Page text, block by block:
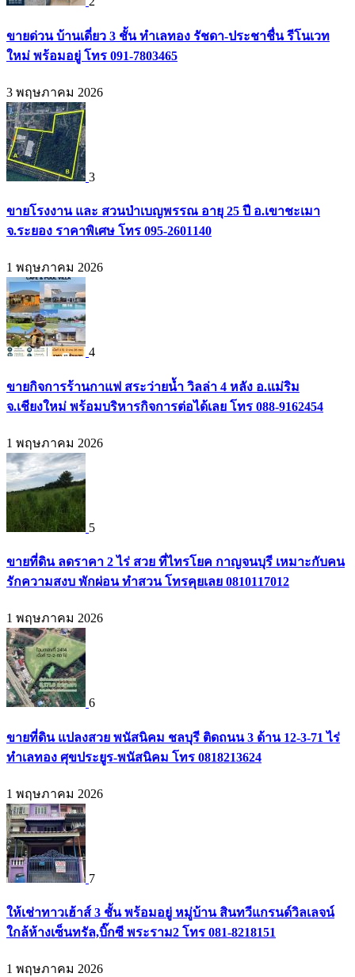
ขายด่วน บ้านเดี่ยว 3 ชั้น ทำเลทอง รัชดา-ประชาชื่น รีโนเวท
ใหม่ พร้อมอยู่ โทร 091-7803465
3 พฤษภาคม 2026
3
ขายโรงงาน และ สวนป่าเบญพรรณ อายุ 25 ปี อ.เขาชะเมา
จ.ระยอง ราคาพิเศษ โทร 095-2601140
1 พฤษภาคม 2026
4
ขายกิจการร้านกาแฟ สระว่ายน้ำ วิลล่า 4 หลัง อ.แม่ริม
จ.เชียงใหม่ พร้อมบริหารกิจการต่อได้เลย โทร 088-9162454
1 พฤษภาคม 2026
5
ขายที่ดิน ลดราคา 2 ไร่ สวย ที่ไทรโยค กาญจนบุรี เหมาะกับคน
รักความสงบ พักผ่อน ทำสวน โทรคุยเลย 0810117012
1 พฤษภาคม 2026
6
ขายที่ดิน แปลงสวย พนัสนิคม ชลบุรี ติดถนน 3 ด้าน 12-3-71 ไร่
ทำเลทอง ศุขประยูร-พนัสนิคม โทร 0818213624
1 พฤษภาคม 2026
7
ให้เช่าทาวเฮ้าส์ 3 ชั้น พร้อมอยู่ หมู่บ้าน สินทวีแกรนด์วิลเลจน์
ใกล้ห้างเซ็นทรัล,บิ๊กซี พระราม2 โทร 081-8218151
1 พฤษภาคม 2026